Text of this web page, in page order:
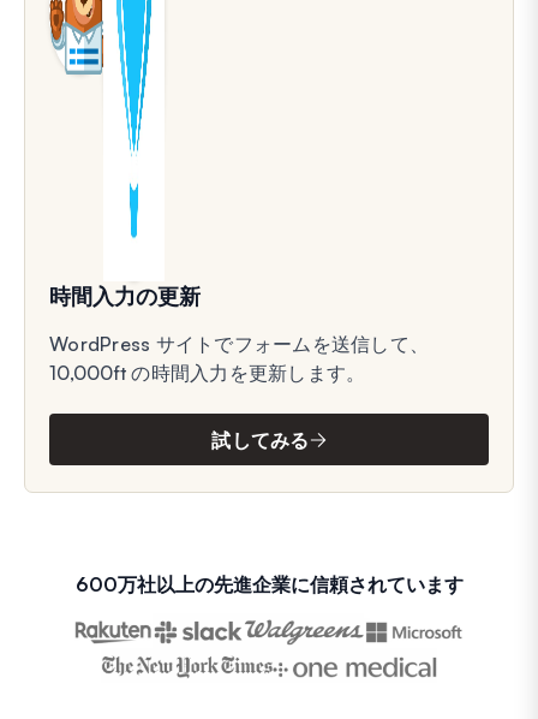
時間入力の更新
WordPress サイトでフォームを送信して、
10,000ft の時間入力を更新します。
試してみる
600万社以上の先進企業に信頼されています